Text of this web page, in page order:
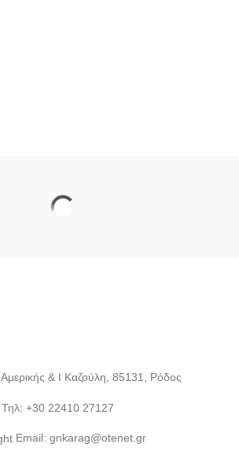
Αμερικής & Ι Καζούλη, 85131, Ρόδος
Τηλ: +30 22410 27127
Email: gnkarag@otenet.gr